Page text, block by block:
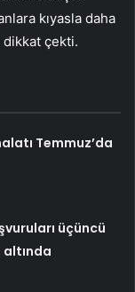
kıyasla daha
çekti.
Temmuz’da
üçüncü